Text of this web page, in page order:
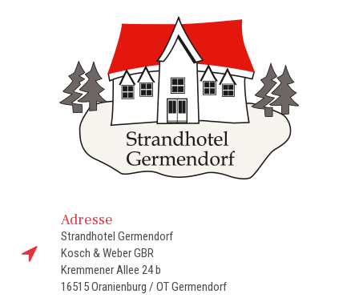

Adresse
Strandhotel Germendorf
Kosch & Weber GBR
Kremmener Allee 24 b
16515 Oranienburg / OT Germendorf